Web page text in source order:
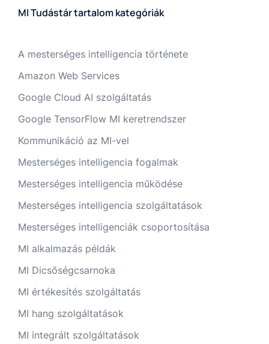
MI Tudástár tartalom kategóriák
A mesterséges intelligencia története
Amazon Web Services
Google Cloud AI szolgáltatás
Google TensorFlow MI keretrendszer
Kommunikáció az MI-vel
Mesterséges intelligencia fogalmak
Mesterséges intelligencia működése
Mesterséges intelligencia szolgáltatások
Mesterséges intelligenciák csoportosítása
MI alkalmazás példák
MI Dicsőségcsarnoka
MI értékesítés szolgáltatás
MI hang szolgáltatások
MI integrált szolgáltatások